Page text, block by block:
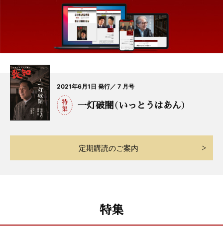
2021年6月1日 発行／ 7 月号
一灯破闇（いっとうはあん）
定期購読のご案内
特集